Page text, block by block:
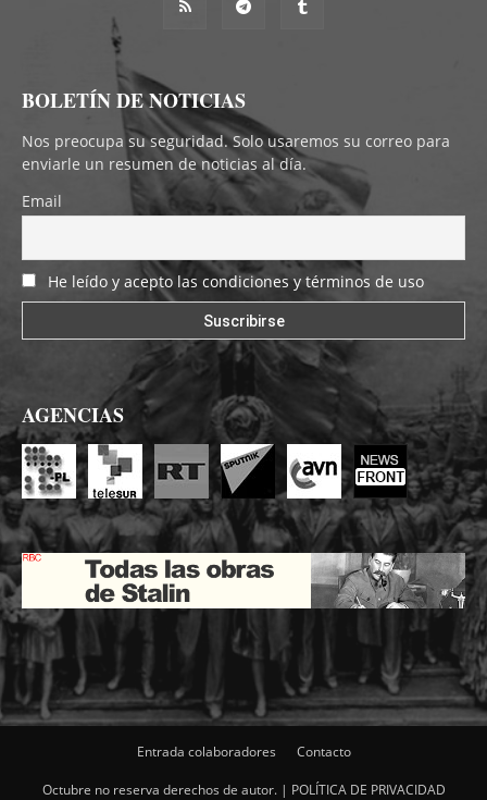
BOLETÍN DE NOTICIAS
Nos preocupa su seguridad. Solo usaremos su correo para
enviarle un resumen de noticias al día.
Email
He leído y acepto las condiciones y términos de uso
AGENCIAS
Entrada colaboradores Contacto
Octubre no reserva derechos de autor. | POLÍTICA DE PRIVACIDAD